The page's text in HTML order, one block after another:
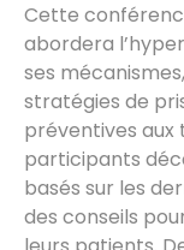
Cette
abordera
ses
stratégies de
préventives aux
participants
basés sur les
des conseils